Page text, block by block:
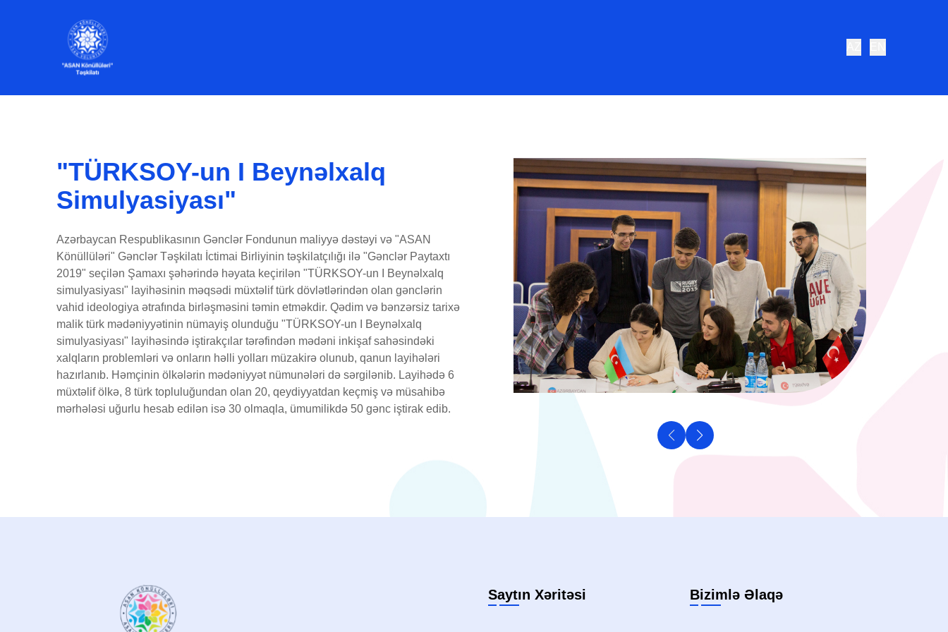
"TÜRKSOY-un I Beynəlxalq
Simulyasiyası"
Azərbaycan Respublikasının Gənclər Fondunun maliyyə dəstəyi və "ASAN
Könüllüləri" Gənclər Təşkilatı İctimai Birliyinin təşkilatçılığı ilə "Gənclər Paytaxtı
2019" seçilən Şamaxı şəhərində həyata keçirilən "TÜRKSOY-un I Beynəlxalq
simulyasiyası" layihəsinin məqsədi müxtəlif türk dövlətlərindən olan gənclərin
vahid ideologiya ətrafında birləşməsini təmin etməkdir. Qədim və bənzərsiz tarixə
malik türk mədəniyyətinin nümayiş olunduğu "TÜRKSOY-un I Beynəlxalq
simulyasiyası" layihəsində iştirakçılar tərəfindən mədəni inkişaf sahəsindəki
xalqların problemləri və onların həlli yolları müzakirə olunub, qanun layihələri
hazırlanıb. Həmçinin ölkələrin mədəniyyət nümunələri də sərgilənib. Layihədə 6
müxtəlif ölkə, 8 türk topluluğundan olan 20, qeydiyyatdan keçmiş və müsahibə
mərhələsi uğurlu hesab edilən isə 30 olmaqla, ümumilikdə 50 gənc iştirak edib.
Saytın Xəritəsi Bizimlə Əlaqə